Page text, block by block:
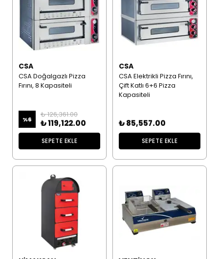
CSA
CSA Doğalgazlı Pizza
Fırını, 8 Kapasiteli
%6
₺ 126,361.00
₺ 119,122.00
SEPETE EKLE
CSA
CSA Elektrikli Pizza Fırını,
Çift Katlı 6+6 Pizza
Kapasiteli
₺ 85,557.00
SEPETE EKLE